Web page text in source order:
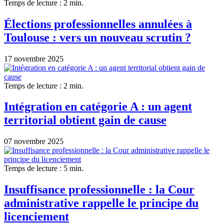
Temps de lecture : 2 min.
Élections professionnelles annulées à
Toulouse : vers un nouveau scrutin ?
17 novembre 2025
Temps de lecture : 2 min.
Intégration en catégorie A : un agent
territorial obtient gain de cause
07 novembre 2025
Temps de lecture : 5 min.
Insuffisance professionnelle : la Cour
administrative rappelle le principe du
licenciement